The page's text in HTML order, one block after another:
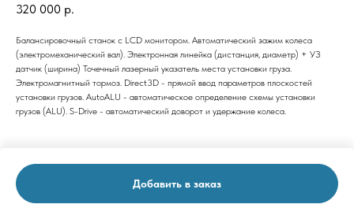
320 000 р.
Добавить в заказ
Балансировочный станок с LCD монитором. Автоматический зажим колеса
(электромеханический вал). Электронная линейка (дистанция, диаметр) + УЗ
датчик (ширина) Точечный лазерный указатель места установки груза.
Электромагнитный тормоз. Direct3D - прямой ввод параметров плоскостей
установки грузов. AutoALU - автоматическое определение схемы установки
грузов (ALU). S-Drive - автоматический доворот и удержание колеса.